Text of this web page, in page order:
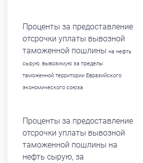
Проценты за предоставление
отсрочки уплаты вывозной
таможенной пошлины на нефть
сырую, вывозимую за пределы
таможенной территории Евразийского
экономического союза
Проценты за предоставление
отсрочки уплаты вывозной
таможенной пошлины на
нефть сырую, за